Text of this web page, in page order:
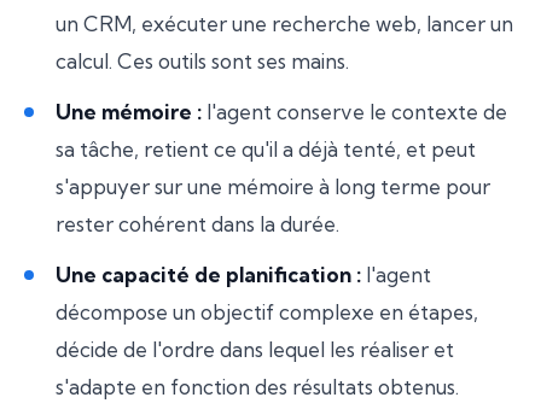
un CRM, exécuter une recherche web, lancer un
calcul. Ces outils sont ses mains.
Une mémoire : l'agent conserve le contexte de
sa tâche, retient ce qu'il a déjà tenté, et peut
s'appuyer sur une mémoire à long terme pour
rester cohérent dans la durée.
Une capacité de planification : l'agent
décompose un objectif complexe en étapes,
décide de l'ordre dans lequel les réaliser et
s'adapte en fonction des résultats obtenus.